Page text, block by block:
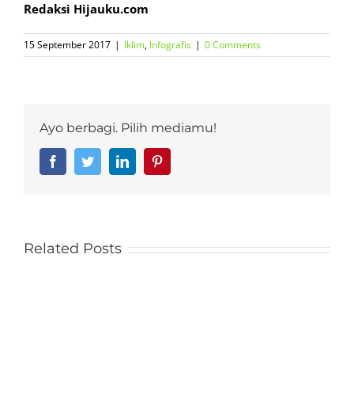
Redaksi Hijauku.com
15 September 2017 | Iklim, Infografis | 0 Comments
Ayo berbagi. Pilih mediamu!
FacebookTwitterLinkedIn
Related Posts